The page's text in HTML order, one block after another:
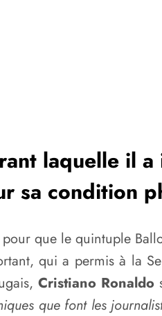
laquelle il
sa condition
que le quintuple
qui a permis à la
Cristiano Ronaldo
que font les